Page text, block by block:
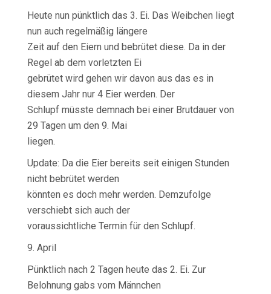
Heute nun pünktlich das 3. Ei. Das Weibchen liegt
nun auch regelmäßig längere
Zeit auf den Eiern und bebrütet diese. Da in der
Regel ab dem vorletzten Ei
gebrütet wird gehen wir davon aus das es in
diesem Jahr nur 4 Eier werden. Der
Schlupf müsste demnach bei einer Brutdauer von
29 Tagen um den 9. Mai
liegen.
Update: Da die Eier bereits seit einigen Stunden
nicht bebrütet werden
könnten es doch mehr werden. Demzufolge
verschiebt sich auch der
voraussichtliche Termin für den Schlupf.
9. April
Pünktlich nach 2 Tagen heute das 2. Ei. Zur
Belohnung gabs vom Männchen